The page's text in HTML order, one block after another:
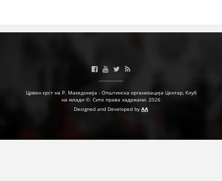
ПРИРАЧНИЦИ
ЕДУКАТИВНО ИНФОРМАТИВНИ МАТЕРИЈАЛИ
ПОСТЕРИ
Црвен крст на Р. Македонија - Општинска организација Центар, Клуб
на млади ©. Сите права задржани. 2026
Designed and Developed by AA